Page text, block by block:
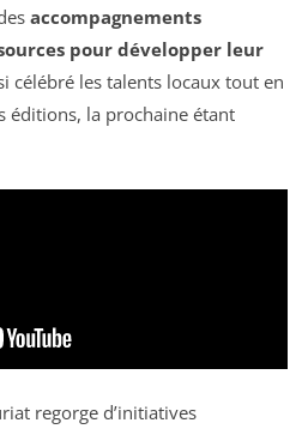
accompagnements
pour développer leur
célébré les talents locaux tout en
éditions, la prochaine étant
regorge d’initiatives